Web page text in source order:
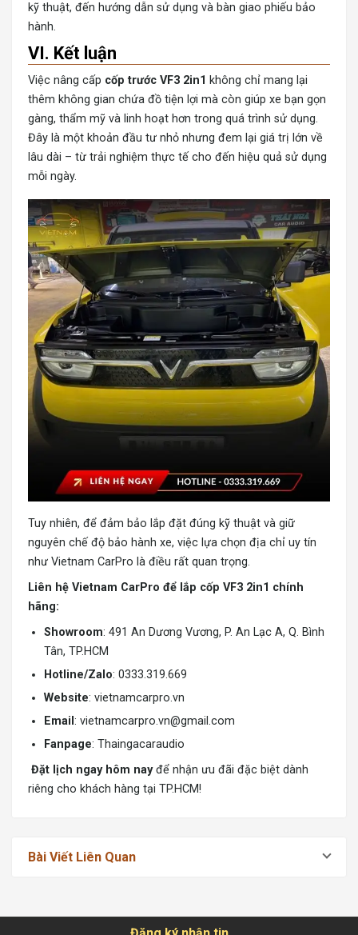
kỹ thuật, đến hướng dẫn sử dụng và bàn giao phiếu bảo
hành.
VI. Kết luận
Việc nâng cấp cốp trước VF3 2in1 không chỉ mang lại
thêm không gian chứa đồ tiện lợi mà còn giúp xe bạn gọn
gàng, thẩm mỹ và linh hoạt hơn trong quá trình sử dụng.
Đây là một khoản đầu tư nhỏ nhưng đem lại giá trị lớn về
lâu dài – từ trải nghiệm thực tế cho đến hiệu quả sử dụng
mỗi ngày.
Tuy nhiên, để đảm bảo lắp đặt đúng kỹ thuật và giữ
nguyên chế độ bảo hành xe, việc lựa chọn địa chỉ uy tín
như Vietnam CarPro là điều rất quan trọng.
Liên hệ Vietnam CarPro để lắp cốp VF3 2in1 chính
hãng:
Showroom: 491 An Dương Vương, P. An Lạc A, Q. Bình
Tân, TP.HCM
Hotline/Zalo: 0333.319.669
Website: vietnamcarpro.vn
Email : vietnamcarpro.vn@gmail.com
Fanpage: Thaingacaraudio
Đặt lịch ngay hôm nayđể nhận ưu đãi đặc biệt dành
riêng cho khách hàng tại TP.HCM!
Bài Viết Liên Quan